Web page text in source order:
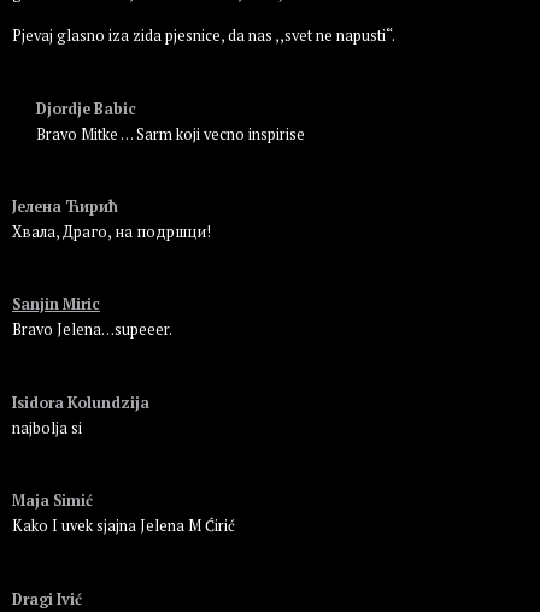
Pjevaj glasno iza zida pjesnice, da nas ,,svet ne napusti“.
Djordje Babic
Bravo Mitke … Sarm koji vecno inspirise
Јелена Ћирић
Хвала, Драго, на подршци!
Sanjin Miric
Bravo Jelena…supeeer.
Isidora Kolundzija
najbolja si
Maja Simić
Kako I uvek sjajna Jelena M Ćirić
Dragi Ivić